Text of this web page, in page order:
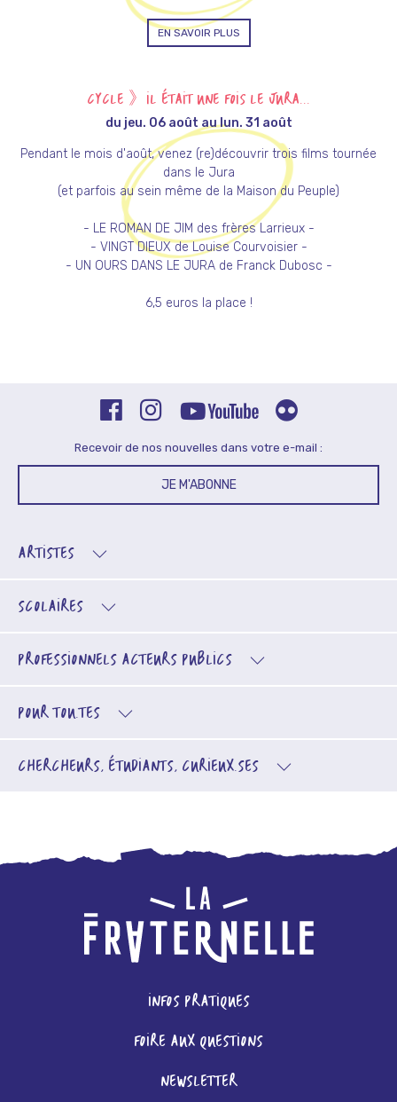
EN SAVOIR PLUS
CYCLE 》IL ÉTAIT UNE FOIS LE JURA...
du jeu. 06 août au lun. 31 août
Pendant le mois d'août, venez (re)découvrir trois films tournée
dans le Jura
(et parfois au sein même de la Maison du Peuple)
- LE ROMAN DE JIM des frères Larrieux -
- VINGT DIEUX de Louise Courvoisier -
- UN OURS DANS LE JURA de Franck Dubosc -
6,5 euros la place !
Recevoir de nos nouvelles dans votre e-mail :
JE M'ABONNE
ARTISTES
SCOLAIRES
PROFESSIONNELS ACTEURS PUBLICS
POUR TOU.TES
CHERCHEURS, ÉTUDIANTS, CURIEUX.SES
INFOS PRATIQUES
FOIRE AUX QUESTIONS
NEWSLETTER